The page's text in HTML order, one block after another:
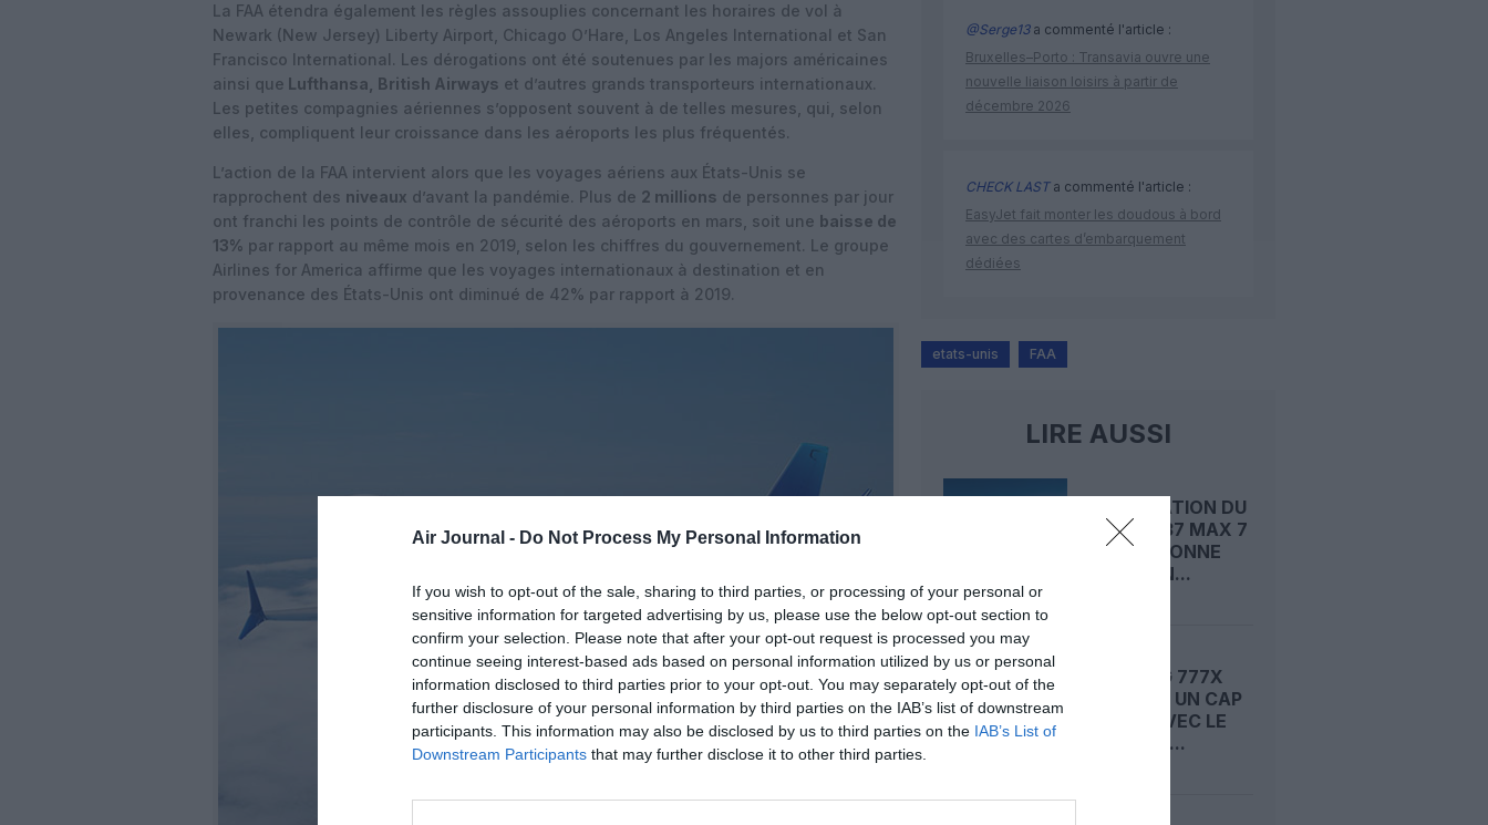
Air Journal - Do Not Process My Personal Information
If you wish to opt-out of the sale, sharing to third parties, or processing of your personal or
sensitive information for targeted advertising by us, please use the below opt-out section to
confirm your selection. Please note that after your opt-out request is processed you may
continue seeing interest-based ads based on personal information utilized by us or personal
information disclosed to third parties prior to your opt-out. You may separately opt-out of the
further disclosure of your personal information by third parties on the IAB’s list of downstream
participants. This information may also be disclosed by us to third parties on the IAB’s List of
Downstream Participants that may further disclose it to other third parties.
La FAA étendra également les règles assouplies concernant les horaires de vol à
Newark (New Jersey) Liberty Airport, Chicago O’Hare, Los Angeles International et San
Francisco International. Les dérogations ont été soutenues par les majors américaines
ainsi que Lufthansa, British Airways et d’autres grands transporteurs internationaux.
Les petites compagnies aériennes s’opposent souvent à de telles mesures, qui, selon
elles, compliquent leur croissance dans les aéroports les plus fréquentés.
L’action de la FAA intervient alors que les voyages aériens aux États-Unis se
rapprochent des niveaux d’avant la pandémie. Plus de 2 millions de personnes par jour
ont franchi les points de contrôle de sécurité des aéroports en mars, soit une baisse de
13% par rapport au même mois en 2019, selon les chiffres du gouvernement. Le groupe
Airlines for America affirme que les voyages internationaux à destination et en
provenance des États-Unis ont diminué de 42% par rapport à 2019.
@Serge13a commenté l'article :
Bruxelles–Porto : Transavia ouvre une
nouvelle liaison loisirs à partir de
décembre 2026
CHECK LASTa commenté l'article :
EasyJet fait monter les doudous à bord
avec des cartes d’embarquement
dédiées
etats-unis FAA
LIRE AUSSI
CERTIFICATION DU
BOEING 737 MAX 7
: LA FAA DONNE
ENFIN SON...
LE BOEING 777X
FRANCHIT UN CAP
DÉCISIF AVEC LE
SEPTIÈME...